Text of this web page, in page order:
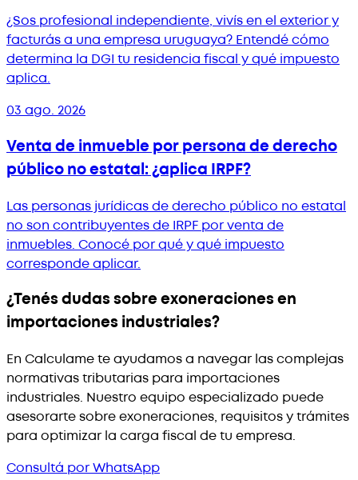
¿Sos profesional independiente, vivís en el exterior y
facturás a una empresa uruguaya? Entendé cómo
determina la DGI tu residencia fiscal y qué impuesto
aplica.
03 ago. 2026
Venta de inmueble por persona de derecho
público no estatal: ¿aplica IRPF?
Las personas jurídicas de derecho público no estatal
no son contribuyentes de IRPF por venta de
inmuebles. Conocé por qué y qué impuesto
corresponde aplicar.
¿Tenés dudas sobre exoneraciones en
importaciones industriales?
En Calculame te ayudamos a navegar las complejas
normativas tributarias para importaciones
industriales. Nuestro equipo especializado puede
asesorarte sobre exoneraciones, requisitos y trámites
para optimizar la carga fiscal de tu empresa.
Consultá por WhatsApp